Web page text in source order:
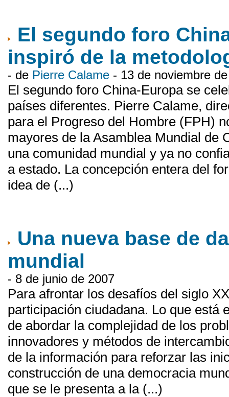
El segundo foro
inspiró de la
- de Pierre Calame - 13 de noviembre
El segundo foro China-Europa se
países diferentes. Pierre Calame,
para el Progreso del Hombre (FPH)
mayores de la Asamblea Mundial de
una comunidad mundial y ya no
a estado. La concepción entera del
idea de (...)
Una nueva base de
mundial
- 8 de junio de 2007
Para afrontar los desafíos del siglo
participación ciudadana. Lo que está
de abordar la complejidad de los
innovadores y métodos de
de la información para reforzar las
construcción de una democracia
que se le presenta a la (...)